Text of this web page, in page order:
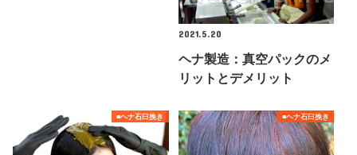
2021.5.20
ヘナ製造：真空パックのメ
リットとデメリット
■ヘナ石臼挽き ■ヘナ石臼挽き